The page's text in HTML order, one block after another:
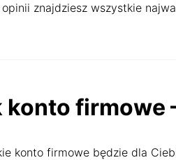
opinii znajdziesz wszystkie
konto firmowe
konto firmowe będzie dla